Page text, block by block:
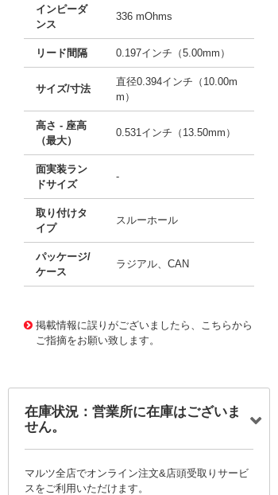
インピーダ
ンス
336 mOhms
リード間隔 0.197インチ（5.00mm）
サイズ/寸法
直径0.394インチ（10.00m
m）
高さ - 座高
（最大）
0.531インチ（13.50mm）
面実装ラン
ドサイズ
-
取り付けタ
イプ
スルーホール
パッケージ/
ケース
ラジアル、CAN
掲載情報に誤りがございましたら、こちらから
ご指摘をお願い致します。
在庫状況：営業所に在庫はございま
せん。
マルツ全店でオンライン注文&店頭受取りサービ
スをご利用いただけます。